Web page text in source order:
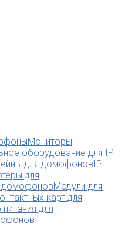
Мониторы
оборудование для IP
для домофоновIP
для
домофоновМодули для
карт для
для